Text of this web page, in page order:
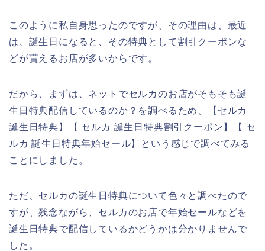
このように私自身思ったのですが、その理由は、最近
は、誕生日になると、その特典として割引クーポンな
どが貰えるお店が多いからです。
だから、まずは、ネットでセルカのお店がそもそも誕
生日特典配信しているのか？を調べるため、【セルカ
誕生日特典】【 セルカ 誕生日特典割引クーポン】【 セ
ルカ 誕生日特典年始セール】という感じで調べてみる
ことにしました。
ただ、セルカの誕生日特典について色々と調べたので
すが、残念ながら、セルカのお店で年始セールなどを
誕生日特典で配信しているかどうかは分かりませんで
した。